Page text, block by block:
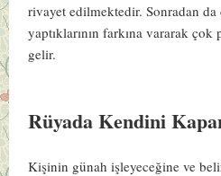
rivayet edilmektedir. Sonradan
yaptıklarının farkına vararak çok
gelir.
Rüyada Kendini
Kişinin günah işleyeceğine ve